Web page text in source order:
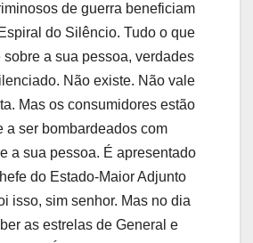
de guerra beneficiam
do Silêncio. Tudo o que
sobre a sua pessoa, verdades
Não existe. Não vale
Mas os consumidores estão
a ser bombardeados com
a sua pessoa. É apresentado
do Estado-Maior Adjunto
isso, sim senhor. Mas no dia
as estrelas de General e